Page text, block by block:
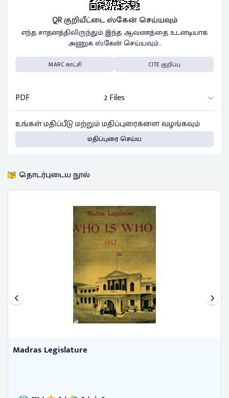
QR குறியீட்டை ஸ்கேன் செய்யவும்
எந்த சாதனத்திலிருந்தும் இந்த ஆவணத்தை உடனடியாக
அணுக ஸ்கேன் செய்யவும்..
MARC காட்சி CITE குறிப்பு
PDF
2 Files
உங்கள் மதிப்பீடு மற்றும் மதிப்புரைகளை வழங்கவும்
மதிப்புரை செய்ய
தொடர்புடைய நூல்
Madras Legislature